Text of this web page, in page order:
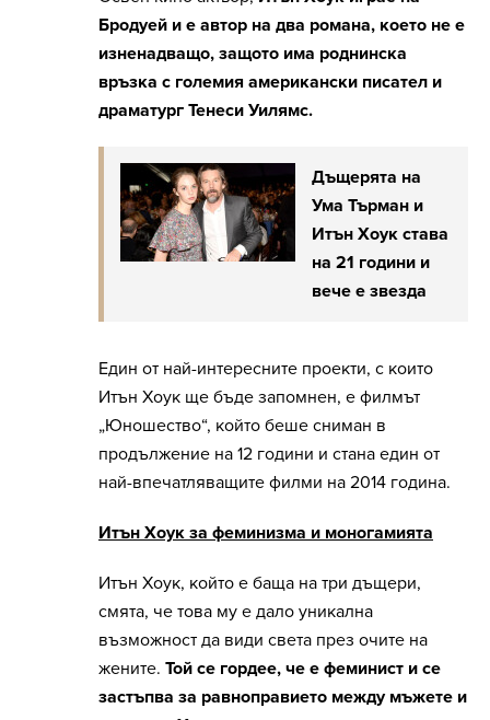
Бродуей и е автор на два романа, което не е
изненадващо, защото има роднинска
връзка с големия американски писател и
драматург Тенеси Уилямс.
Дъщерята на
Ума Търман и
Итън Хоук става
на 21 години и
вече е звезда
Един от най-интересните проекти, с които
Итън Хоук ще бъде запомнен, е филмът
„Юношество“, който беше сниман в
продължение на 12 години и стана един от
най-впечатляващите филми на 2014 година.
Итън Хоук за феминизма и моногамията
Итън Хоук, който е баща на три дъщери,
смята, че това му е дало уникална
възможност да види света през очите на
жените. Той се гордее, че е феминист и се
застъпва за равноправието между мъжете и